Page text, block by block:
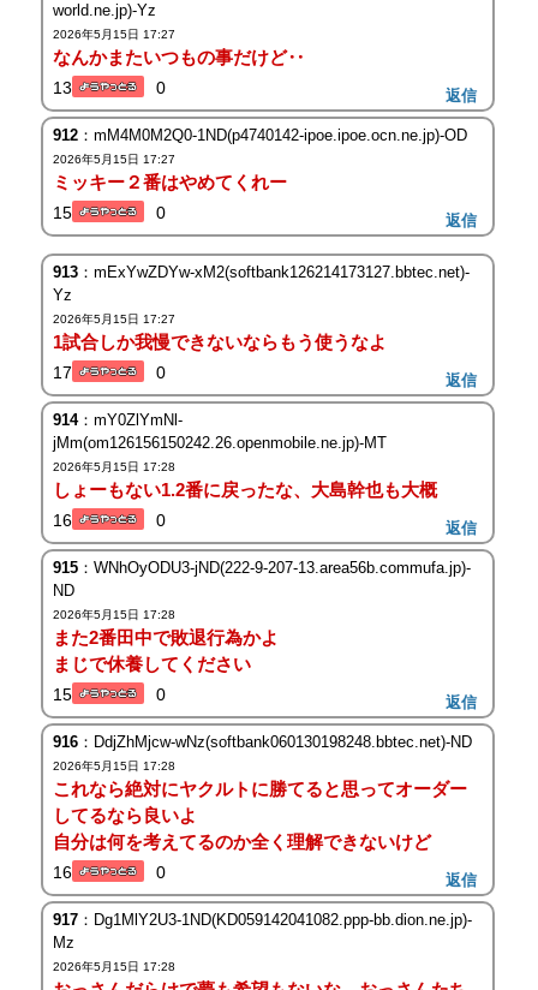
world.ne.jp)-Yz
2026年5月15日 17:27
なんかまたいつもの事だけど‥
13 0 返信
912：mM4M0M2Q0-1ND(p4740142-ipoe.ipoe.ocn.ne.jp)-OD
2026年5月15日 17:27
ミッキー２番はやめてくれー
15 0 返信
913：mExYwZDYw-xM2(softbank126214173127.bbtec.net)-
Yz
2026年5月15日 17:27
1試合しか我慢できないならもう使うなよ
17 0 返信
914：mY0ZlYmNl-
jMm(om126156150242.26.openmobile.ne.jp)-MT
2026年5月15日 17:28
しょーもない1.2番に戻ったな、大島幹也も大概
16 0 返信
915：WNhOyODU3-jND(222-9-207-13.area56b.commufa.jp)-
ND
2026年5月15日 17:28
また2番田中で敗退行為かよ
まじで休養してください
15 0 返信
916：DdjZhMjcw-wNz(softbank060130198248.bbtec.net)-ND
2026年5月15日 17:28
これなら絶対にヤクルトに勝てると思ってオーダー
してるなら良いよ
自分は何を考えてるのか全く理解できないけど
16 0 返信
917：Dg1MlY2U3-1ND(KD059142041082.ppp-bb.dion.ne.jp)-
Mz
2026年5月15日 17:28